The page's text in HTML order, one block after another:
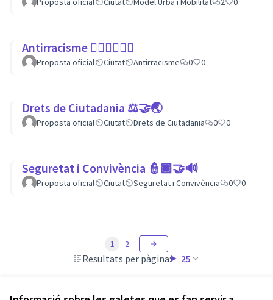
Antirracisme ✊🏾✊🏼✊🏿
Proposta oficial Ciutat Antirracisme 0 0
Drets de Ciutadania ⚖️🤝🌏
Proposta oficial Ciutat Drets de Ciutadania 0 0
Seguretat i Convivència 👮🏿🤝🔊
Proposta oficial Ciutat Seguretat i Convivència 0 0
Resultats per pàgina: 25
1 2